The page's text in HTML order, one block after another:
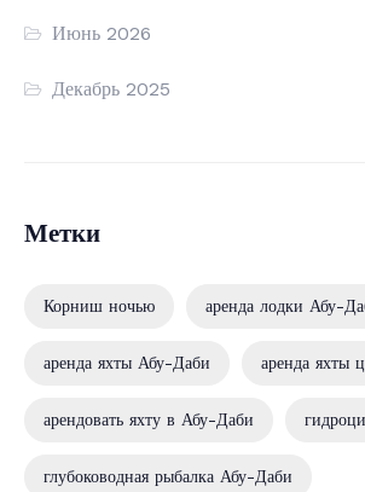
Июнь 2026
Декабрь 2025
Метки
Корниш ночью аренда лодки Абу-
аренда яхты Абу-Даби аренда яхты
арендовать яхту в Абу-Даби
глубоководная рыбалка Абу-Даби